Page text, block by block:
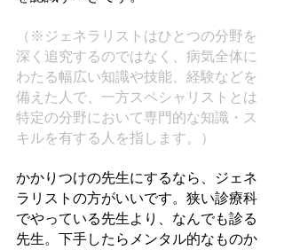
（※ジェネラリストはひとつの分野を
深く追究するのではなく、病気全体に
わたる幅広い知識や技能、経験などを
備えた人で、一方スペシャリストとは
特定の分野において専門的な知識・ス
キルを有する人を指します。）
かかりつけの先生にするなら、ジェネ
ラリストの方がいいです。狭い診療科
でやっている先生より、なんでも診る
先生。下手したらメンタル的なものか